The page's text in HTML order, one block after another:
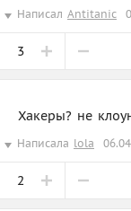
Написал Antitanic
3
Хакеры? не
Написала lola
2